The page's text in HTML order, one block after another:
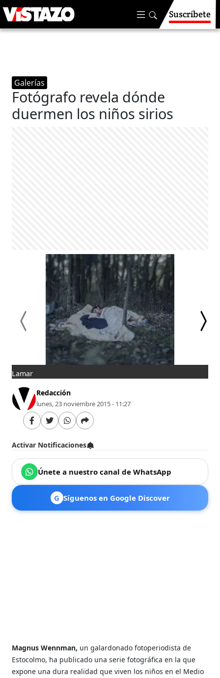
Suscríbete
Galerías
Fotógrafo revela dónde
duermen los niños sirios
Lamar
Redacción
lunes, 23 noviembre 2015 - 11:27
Activar Notificaciones
Únete a nuestro canal de WhatsApp
G Síguenos en Google Discover
Magnus Wennman, un galardonado fotoperiodista de
Estocolmo, ha publicado una serie fotográfica en la que
expone una dura realidad que viven los niños en el Medio